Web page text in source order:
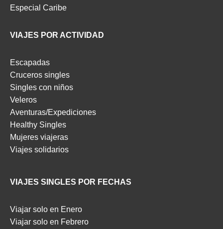
Especial Caribe
VIAJES POR ACTIVIDAD
Escapadas
Cruceros singles
Singles con niños
Veleros
Aventuras/Expediciones
Healthy Singles
Mujeres viajeras
Viajes solidarios
VIAJES SINGLES POR FECHAS
Viajar solo en Enero
Viajar solo en Febrero